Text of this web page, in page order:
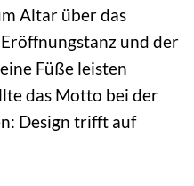
Altar über das
und der
Füße leisten
das Motto bei der
Design trifft auf